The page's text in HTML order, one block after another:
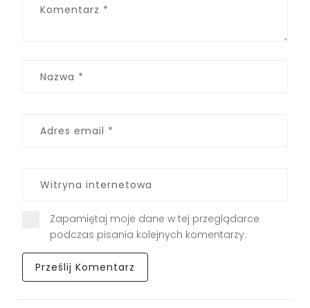
Zapamiętaj moje dane w tej przeglądarce
podczas pisania kolejnych komentarzy.